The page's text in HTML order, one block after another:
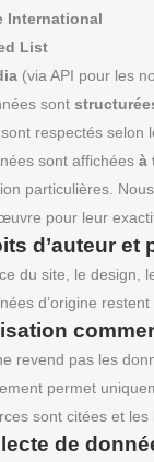
International
List
(via API pour les
sont
respectés selon
sont affichées à
particulières.
pour leur
d’auteur et
du site, le design,
d’origine
revend pas les
permet
sont citées et les
de